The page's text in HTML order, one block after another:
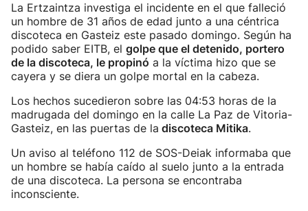
La Ertzaintza investiga el incidente en el que falleció
un hombre de 31 años de edad junto a una céntrica
discoteca en Gasteiz este pasado domingo. Según ha
podido saber EITB, el golpe que el detenido, portero
de la discoteca, le propinó a la víctima hizo que se
cayera y se diera un golpe mortal en la cabeza.
Los hechos sucedieron sobre las 04:53 horas de la
madrugada del domingo en la calle La Paz de Vitoria-
Gasteiz, en las puertas de la discoteca Mitika.
Un aviso al teléfono 112 de SOS-Deiak informaba que
un hombre se había caído al suelo junto a la entrada
de una discoteca. La persona se encontraba
inconsciente.